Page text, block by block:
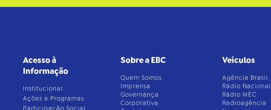
Acesso à
Informação
Institucional
Ações e Programas
Participação Social
Sobre a EBC
Quem Somos
Imprensa
Governança
Corporativa
Veículos
Agência Brasil
Rádio Nacional
Rádio MEC
Radioagência